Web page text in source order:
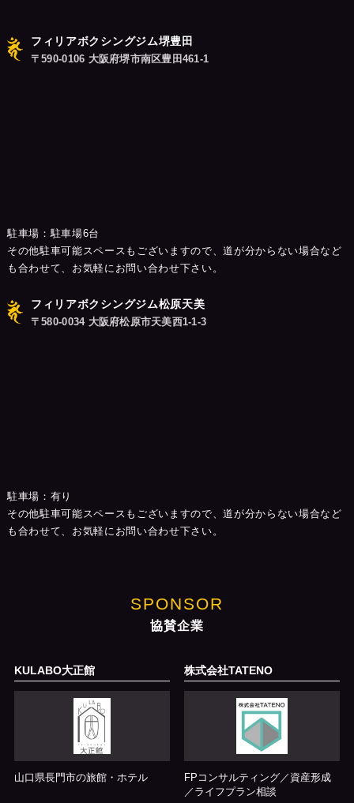
フィリアボクシングジム堺豊田
〒590-0106 大阪府堺市南区豊田461-1
駐車場：駐車場6台
その他駐車可能スペースもございますので、道が分からない場合など
も合わせて、お気軽にお問い合わせ下さい。
フィリアボクシングジム松原天美
〒580-0034 大阪府松原市天美西1-1-3
駐車場：有り
その他駐車可能スペースもございますので、道が分からない場合など
も合わせて、お気軽にお問い合わせ下さい。
SPONSOR
協賛企業
KULABO大正館
山口県長門市の旅館・ホテル
株式会社TATENO
FPコンサルティング／資産形成
／ライフプラン相談